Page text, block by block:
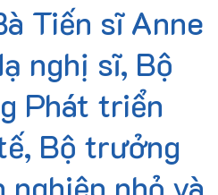
Tiến sĩ Anne
nghị sĩ, Bộ
Phát triển
Bộ trưởng
nghiệp nhỏ và